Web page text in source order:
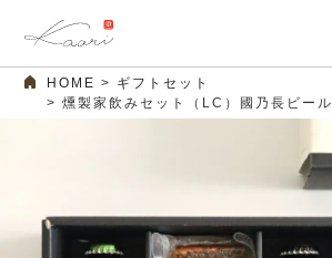
HOME
ギフトセット
燻製家飲みセット（LC）國乃長ビール